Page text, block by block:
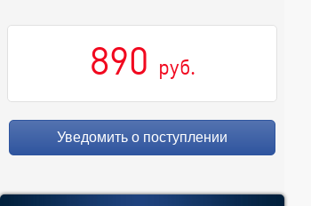
890 руб.
Уведомить о поступлении